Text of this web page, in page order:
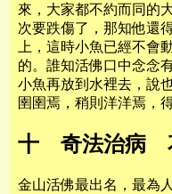
來，大家都不約而同的
次要跌傷了，那知他還
上，這時小魚已經不會
的。誰知活佛口中念念
小魚再放到水裡去，說
圉圉焉，稍則洋洋焉，
十 奇法治病
金山活佛最出名，最為